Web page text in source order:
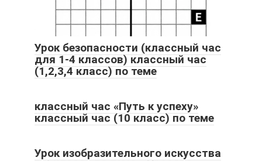
Урок безопасности (классный час
для 1-4 классов) классный час
(1,2,3,4 класс) по теме
классный час «Путь к успеху»
классный час (10 класс) по теме
Урок изобразительного искусства